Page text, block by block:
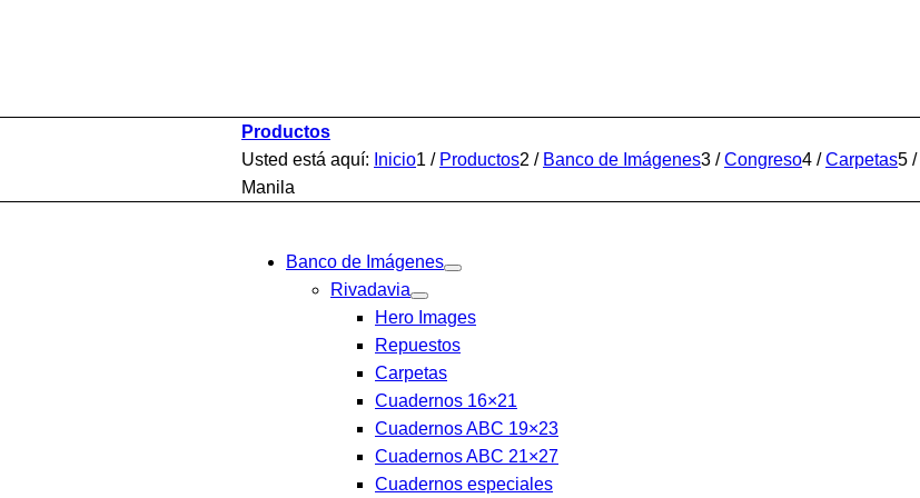
Productos
Usted está aquí: Inicio1 / Productos2 / Banco de Imágenes3 / Congreso4 / Carpetas5 /
Manila
Banco de Imágenes
Rivadavia
Hero Images
Repuestos
Carpetas
Cuadernos 16×21
Cuadernos ABC 19×23
Cuadernos ABC 21×27
Cuadernos especiales